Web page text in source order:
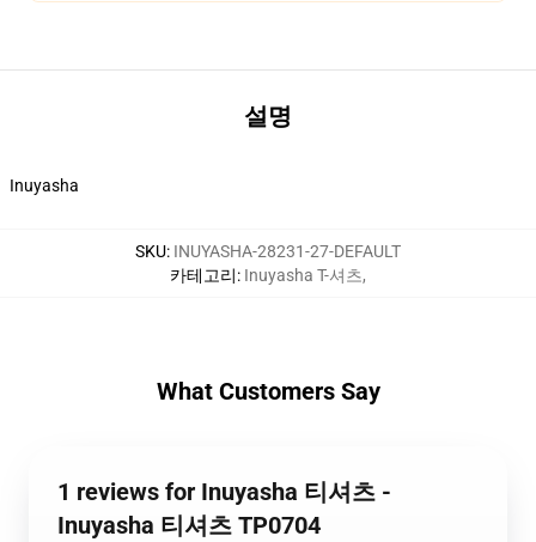
설명
Inuyasha
SKU: INUYASHA-28231-27-DEFAULT
카테고리: Inuyasha T-셔츠,
What Customers Say
1 reviews for Inuyasha 티셔츠 -
Inuyasha 티셔츠 TP0704